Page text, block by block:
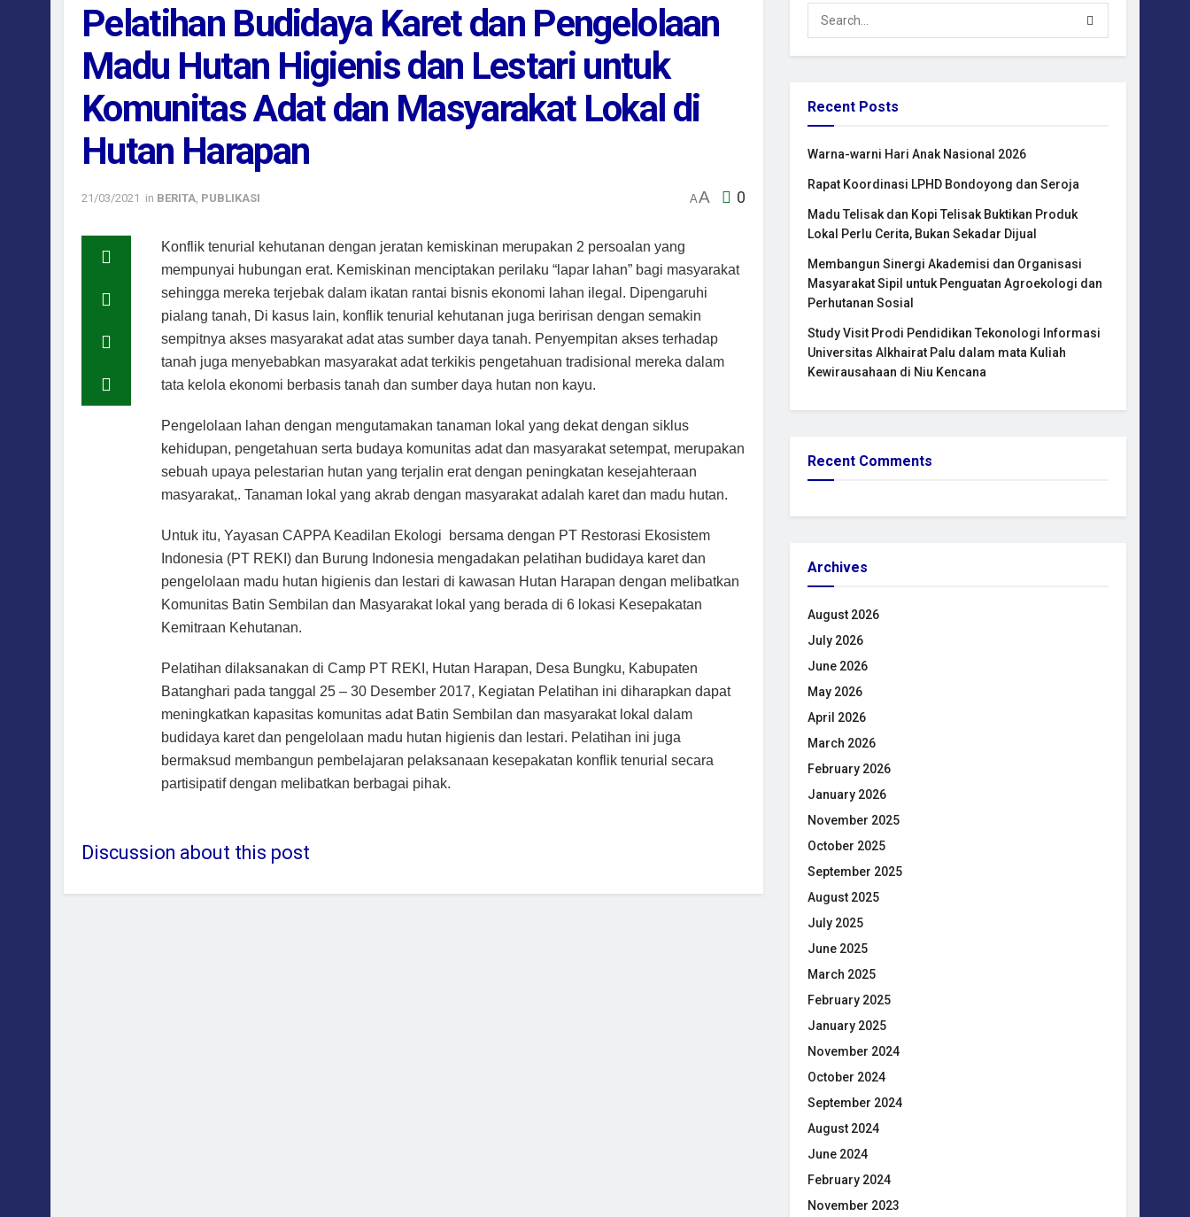
Pelatihan Budidaya Karet dan Pengelolaan
Madu Hutan Higienis dan Lestari untuk
Komunitas Adat dan Masyarakat Lokal di
Hutan Harapan
21/03/2021 in BERITA PUBLIKASI AA 0
Konflik tenurial kehutanan dengan jeratan kemiskinan merupakan 2 persoalan yang
mempunyai hubungan erat. Kemiskinan menciptakan perilaku “lapar lahan” bagi masyarakat
sehingga mereka terjebak dalam ikatan rantai bisnis ekonomi lahan ilegal. Dipengaruhi
pialang tanah, Di kasus lain, konflik tenurial kehutanan juga beririsan dengan semakin
sempitnya akses masyarakat adat atas sumber daya tanah. Penyempitan akses terhadap
tanah juga menyebabkan masyarakat adat terkikis pengetahuan tradisional mereka dalam
tata kelola ekonomi berbasis tanah dan sumber daya hutan non kayu.
Pengelolaan lahan dengan mengutamakan tanaman lokal yang dekat dengan siklus
kehidupan, pengetahuan serta budaya komunitas adat dan masyarakat setempat, merupakan
sebuah upaya pelestarian hutan yang terjalin erat dengan peningkatan kesejahteraan
masyarakat,. Tanaman lokal yang akrab dengan masyarakat adalah karet dan madu hutan.
Untuk itu, Yayasan CAPPA Keadilan Ekologi bersama dengan PT Restorasi Ekosistem
Indonesia (PT REKI) dan Burung Indonesia mengadakan pelatihan budidaya karet dan
pengelolaan madu hutan higienis dan lestari di kawasan Hutan Harapan dengan melibatkan
Komunitas Batin Sembilan dan Masyarakat lokal yang berada di 6 lokasi Kesepakatan
Kemitraan Kehutanan.
Pelatihan dilaksanakan di Camp PT REKI, Hutan Harapan, Desa Bungku, Kabupaten
Batanghari pada tanggal 25 – 30 Desember 2017, Kegiatan Pelatihan ini diharapkan dapat
meningkatkan kapasitas komunitas adat Batin Sembilan dan masyarakat lokal dalam
budidaya karet dan pengelolaan madu hutan higienis dan lestari. Pelatihan ini juga
bermaksud membangun pembelajaran pelaksanaan kesepakatan konflik tenurial secara
partisipatif dengan melibatkan berbagai pihak.
Discussion about this post
Recent Posts
Warna-warni Hari Anak Nasional 2026
Rapat Koordinasi LPHD Bondoyong dan Seroja
Madu Telisak dan Kopi Telisak Buktikan Produk
Lokal Perlu Cerita, Bukan Sekadar Dijual
Membangun Sinergi Akademisi dan Organisasi
Masyarakat Sipil untuk Penguatan Agroekologi dan
Perhutanan Sosial
Study Visit Prodi Pendidikan Tekonologi Informasi
Universitas Alkhairat Palu dalam mata Kuliah
Kewirausahaan di Niu Kencana
Recent Comments
Archives
August 2026
July 2026
June 2026
May 2026
April 2026
March 2026
February 2026
January 2026
November 2025
October 2025
September 2025
August 2025
July 2025
June 2025
March 2025
February 2025
January 2025
November 2024
October 2024
September 2024
August 2024
June 2024
February 2024
November 2023